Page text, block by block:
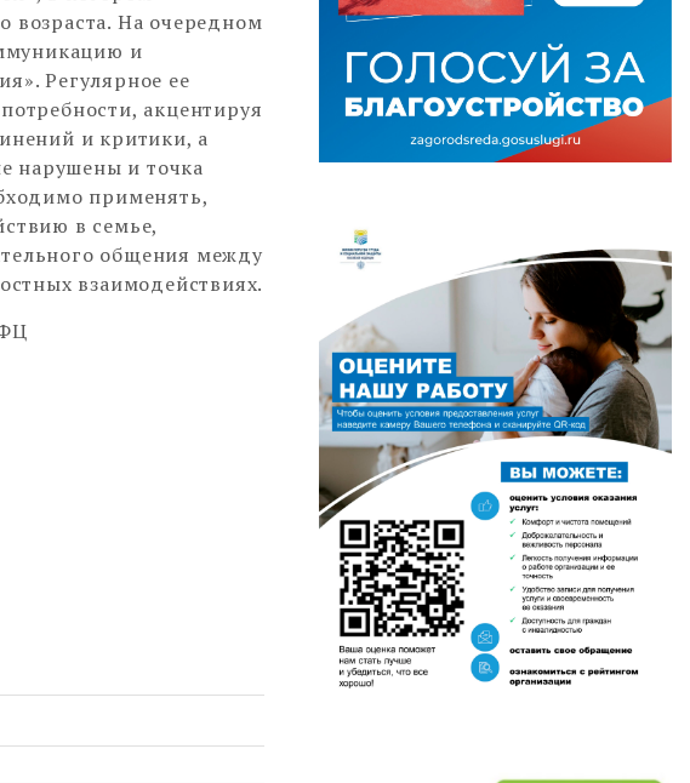
возраста. На очередном
и
Регулярное ее
акцентируя
и критики, а
нарушены и точка
применять,
в семье,
общения между
взаимодействиях.